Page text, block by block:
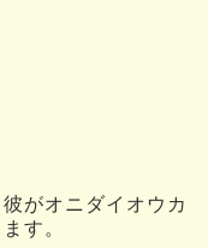
がオニダイオウカ
す。